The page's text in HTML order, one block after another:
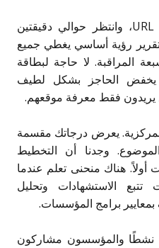
الإعداد سريع حقًا. ضع عنوان URL، وانتظر حوالي دقيقتين
رؤية أساسي يغطي جميع
المراقبة. لا حاجة لبطاقة
يخفض الحاجز بشكل لطيف
يريدون فقط معرفة موقعهم.
يعرض درجاتك مقسمة
وجدنا أن التخطيط
هناك منحنى تعلم عندما
الاستشهادات وتحليل
برامج المؤسسات.
تدير Pendium خادم Discord نشطًا والمؤسسون مشاركون